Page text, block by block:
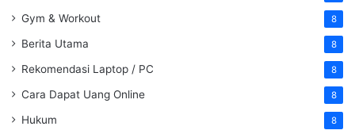
Gym & Workout 8
Berita Utama 8
Rekomendasi Laptop / PC 8
Cara Dapat Uang Online 8
Hukum 8